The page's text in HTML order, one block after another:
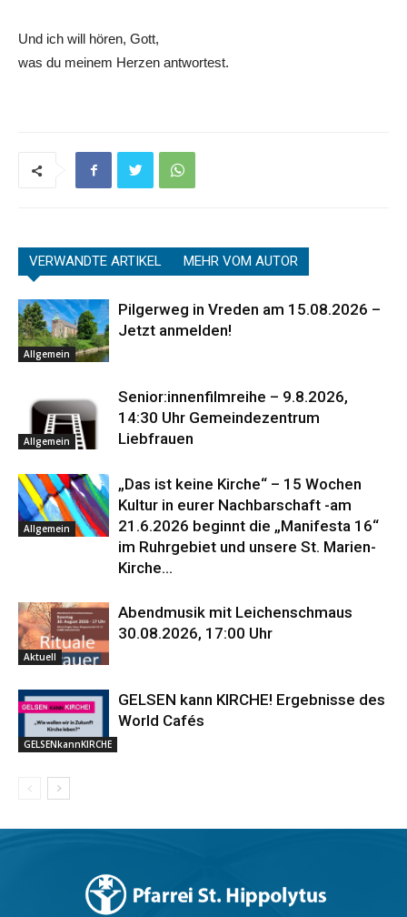
Und ich will hören, Gott,
was du meinem Herzen antwortest.
VERWANDTE ARTIKEL MEHR VOM AUTOR
Allgemein
Pilgerweg in Vreden am 15.08.2026 –
Jetzt anmelden!
Allgemein
Senior:innenfilmreihe – 9.8.2026,
14:30 Uhr Gemeindezentrum
Liebfrauen
Allgemein
„Das ist keine Kirche“ – 15 Wochen
Kultur in eurer Nachbarschaft -am
21.6.2026 beginnt die „Manifesta 16“
im Ruhrgebiet und unsere St. Marien-
Kirche...
Aktuell
Abendmusik mit Leichenschmaus
30.08.2026, 17:00 Uhr
GELSENkannKIRCHE
GELSEN kann KIRCHE! Ergebnisse des
World Cafés